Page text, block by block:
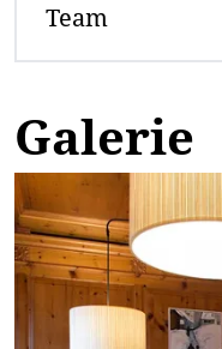
Team
Galerie